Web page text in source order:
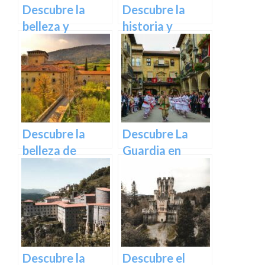
Descubre la
belleza y
encanto del
pintoresco
pueblo de
Pasaia en
Guipúzcoa
Descubre la
historia y
belleza del
pueblo de
Guernika en
Vizcaya – Guía
turística
completa
Descubre la
belleza de
pintoresco
pueblo en Álava.
Descubre La
Guardia en
con encanto y
tradición
Descubre la Descubre el